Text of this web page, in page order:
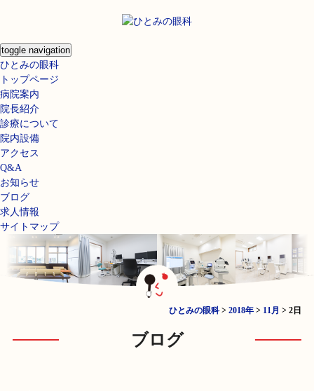
toggle navigation
ひとみの眼科
トップページ
病院案内
院長紹介
診療について
院内設備
アクセス
Q&A
お知らせ
ブログ
求人情報
サイトマップ
ひとみの眼科>2018年 > 11月 >2日
ブログ